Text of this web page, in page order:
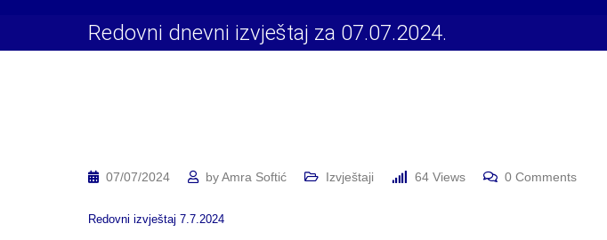
Redovni dnevni izvještaj za 07.07.2024.
07/07/2024 byAmra Softić Izvještaji 64 Views 0 Comments
Redovni izvještaj 7.7.2024